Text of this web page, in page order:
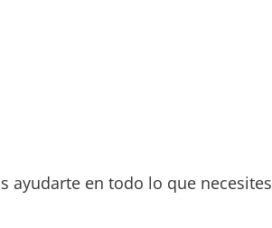
ayudarte en todo lo que necesites